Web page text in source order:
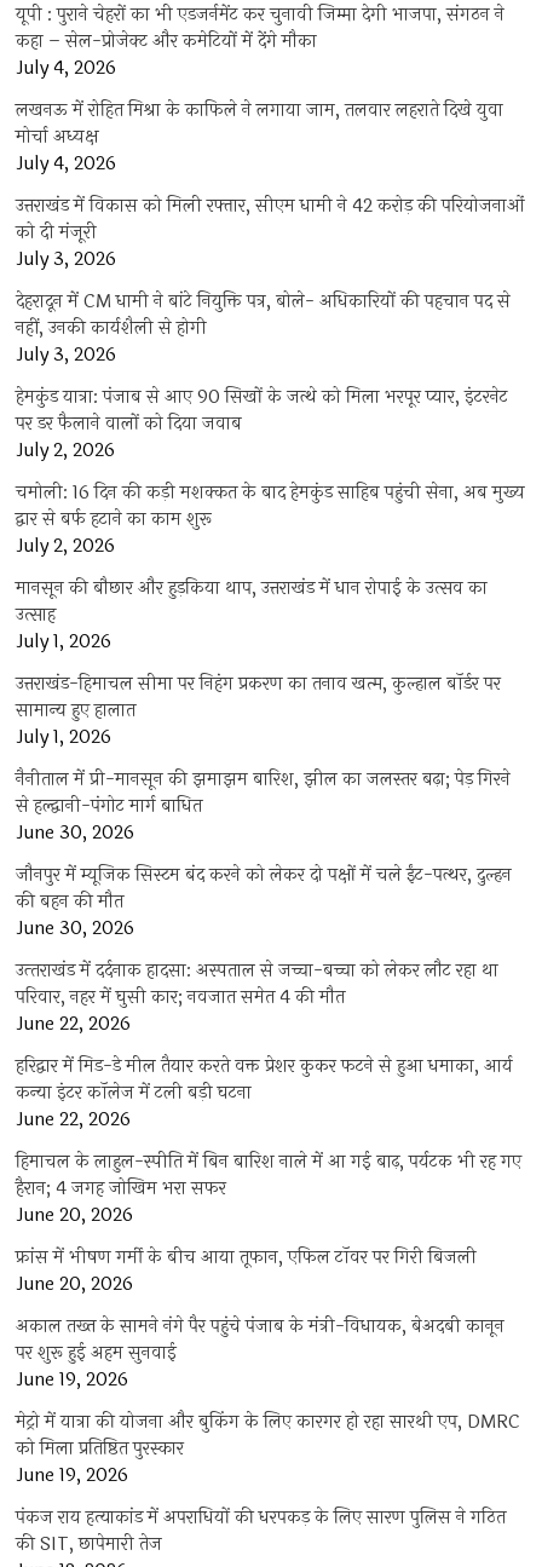
यूपी : पुराने चेहरों का भी एडजर्नमेंट कर चुनावी जिम्मा देगी भाजपा, संगठन ने
कहा – सेल-प्रोजेक्ट और कमेटियों में देंगे मौका
July 4, 2026
लखनऊ में रोहित मिश्रा के काफिले ने लगाया जाम, तलवार लहराते दिखे युवा
मोर्चा अध्यक्ष
July 4, 2026
उत्तराखंड में विकास को मिली रफ्तार, सीएम धामी ने 42 करोड़ की परियोजनाओं
को दी मंजूरी
July 3, 2026
देहरादून में CM धामी ने बांटे नियुक्ति पत्र, बोले- अधिकारियों की पहचान पद से
नहीं, उनकी कार्यशैली से होगी
July 3, 2026
हेमकुंड यात्रा: पंजाब से आए 90 सिखों के जत्थे को मिला भरपूर प्यार, इंटरनेट
पर डर फैलाने वालों को दिया जवाब
July 2, 2026
चमोली: 16 दिन की कड़ी मशक्कत के बाद हेमकुंड साहिब पहुंची सेना, अब मुख्य
द्वार से बर्फ हटाने का काम शुरू
July 2, 2026
मानसून की बौछार और हुड़किया थाप, उत्तराखंड में धान रोपाई के उत्सव का
उत्साह
July 1, 2026
उत्तराखंड-हिमाचल सीमा पर निहंग प्रकरण का तनाव खत्म, कुल्हाल बॉर्डर पर
सामान्य हुए हालात
July 1, 2026
नैनीताल में प्री-मानसून की झमाझम बारिश, झील का जलस्तर बढ़ा; पेड़ गिरने
से हल्द्वानी-पंगोट मार्ग बाधित
June 30, 2026
जौनपुर में म्यूजिक सिस्टम बंद करने को लेकर दो पक्षों में चले ईंट-पत्थर, दुल्हन
की बहन की मौत
June 30, 2026
उत्‍तराखंड में दर्दनाक हादसा: अस्पताल से जच्चा-बच्चा को लेकर लौट रहा था
परिवार, नहर में घुसी कार; नवजात समेत 4 की मौत
June 22, 2026
हरिद्वार में मिड-डे मील तैयार करते वक्त प्रेशर कुकर फटने से हुआ धमाका, आर्य
कन्या इंटर कॉलेज में टली बड़ी घटना
June 22, 2026
हिमाचल के लाहुल-स्पीति में बिन बारिश नाले में आ गई बाढ़, पर्यटक भी रह गए
हैरान; 4 जगह जोखिम भरा सफर
June 20, 2026
फ्रांस में भीषण गर्मी के बीच आया तूफान, एफिल टॉवर पर गिरी बिजली
June 20, 2026
अकाल तख्त के सामने नंगे पैर पहुंचे पंजाब के मंत्री-विधायक, बेअदबी कानून
पर शुरू हुई अहम सुनवाई
June 19, 2026
मेट्रो में यात्रा की योजना और बुकिंग के लिए कारगर हो रहा सारथी एप, DMRC
को मिला प्रतिष्ठित पुरस्कार
June 19, 2026
पंकज राय हत्याकांड में अपराधियों की धरपकड़ के लिए सारण पुलिस ने गठित
की SIT, छापेमारी तेज